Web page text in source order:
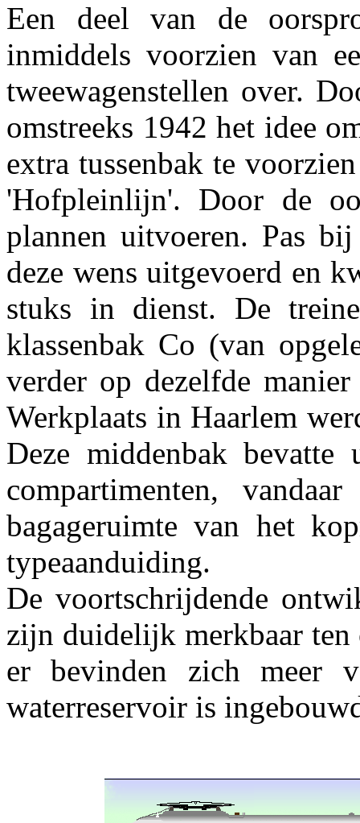
Een deel van de
inmiddels voorzien van
tweewagenstellen over.
omstreeks 1942 het idee
extra tussenbak te
'Hofpleinlijn'. Door de
plannen uitvoeren. Pas
deze wens uitgevoerd en
stuks in dienst. De
klassenbak Co (van
verder op dezelfde
Werkplaats in Haarlem
Deze middenbak
compartimenten,
bagageruimte van het
typeaanduiding.
De voortschrijdende
zijn duidelijk merkbaar
er bevinden zich meer
waterreservoir is